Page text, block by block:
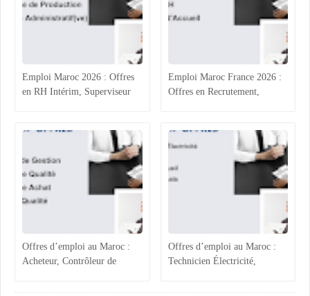
Emploi Maroc 2026 : Offres
en RH Intérim, Superviseur
Administratif
Emploi Maroc France 2026 :
Offres en Recrutement,
Offres d’emploi au Maroc :
Acheteur, Contrôleur de
Offres d’emploi au Maroc :
Technicien Électricité,